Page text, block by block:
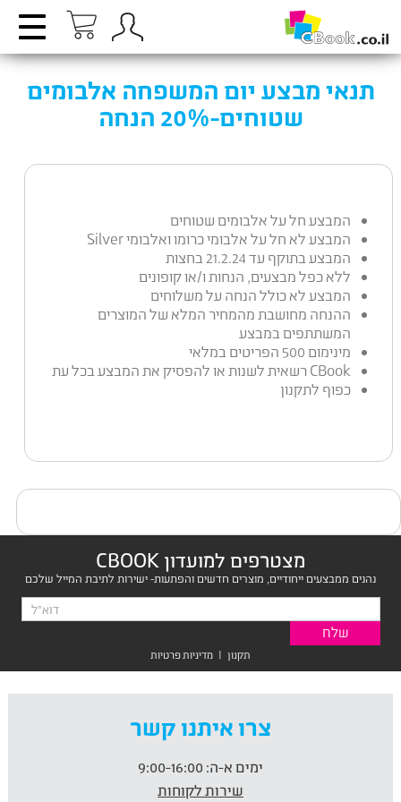
תנאי מבצע יום המשפחה אלבומים
שטוחים-20% הנחה
המבצע חל על אלבומים שטוחים
המבצע לא חל על אלבומי כרומו ואלבומי Silver
המבצע בתוקף עד 21.2.24 בחצות
ללא כפל מבצעים, הנחות ו/או קופונים
המבצע לא כולל הנחה על משלוחים
ההנחה מחושבת מהמחיר המלא של המוצרים
המשתתפים במבצע
מינימום 500 הפריטים במלאי
CBook רשאית לשנות או להפסיק את המבצע בכל עת
כפוף לתקנון
מצטרפים למועדון CBOOK
נהנים ממבצעים ייחודיים, מוצרים חדשים והפתעות- ישירות לתיבת המייל שלכם
תקנון | מדיניות פרטיות
צרו איתנו קשר
ימים א-ה:
שירות לקוחות